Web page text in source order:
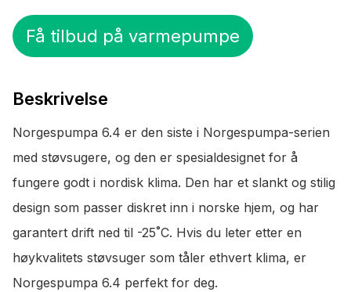
Få tilbud på varmepumpe
Beskrivelse
Norgespumpa 6.4 er den siste i Norgespumpa-serien
med støvsugere, og den er spesialdesignet for å
fungere godt i nordisk klima. Den har et slankt og stilig
design som passer diskret inn i norske hjem, og har
garantert drift ned til -25˚C. Hvis du leter etter en
høykvalitets støvsuger som tåler ethvert klima, er
Norgespumpa 6.4 perfekt for deg.